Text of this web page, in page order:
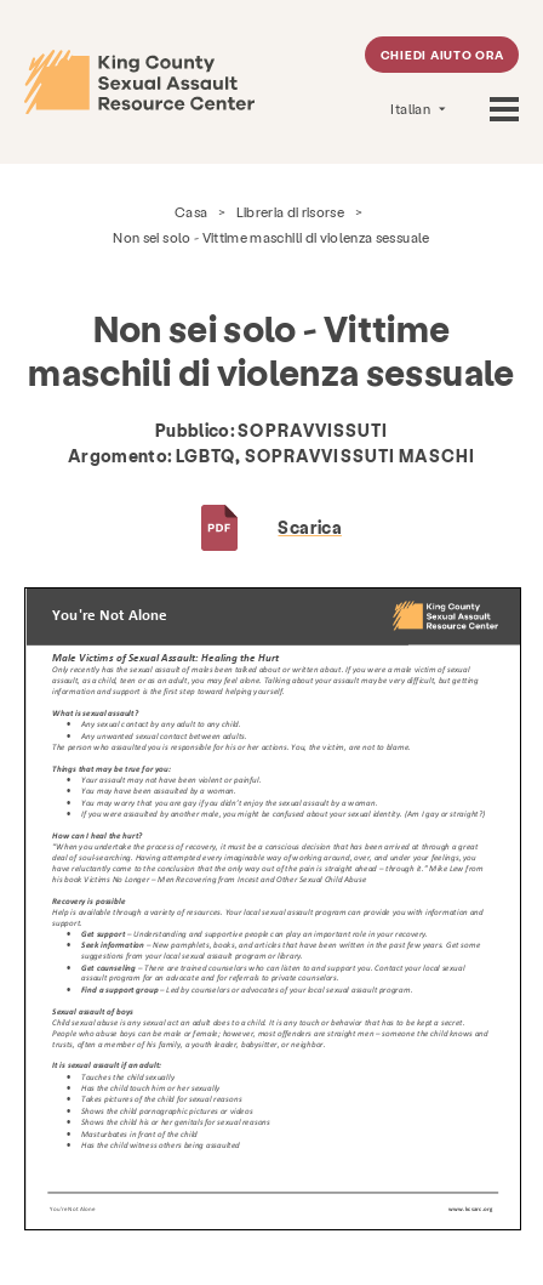
CHIEDI AIUTO ORA
Italian
Casa > Libreria di risorse
>
Non sei solo - Vittime maschili di violenza sessuale
Non sei solo - Vittime
maschili di violenza sessuale
Pubblico:SOPRAVVISSUTI
Argomento: LGBTQ, SOPRAVVISSUTI MASCHI
Scarica